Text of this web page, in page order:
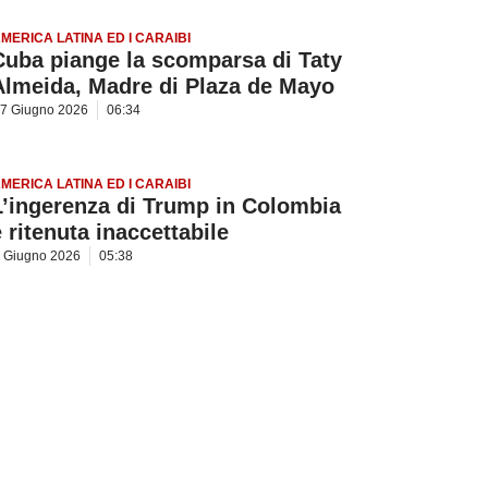
LATINA ED I CARAIBI
piange la scomparsa di Taty
Madre di Plaza de Mayo
Giugno 2026 06:34
LATINA ED I CARAIBI
di Trump in Colombia
ritenuta inaccettabile
Giugno 2026 05:38